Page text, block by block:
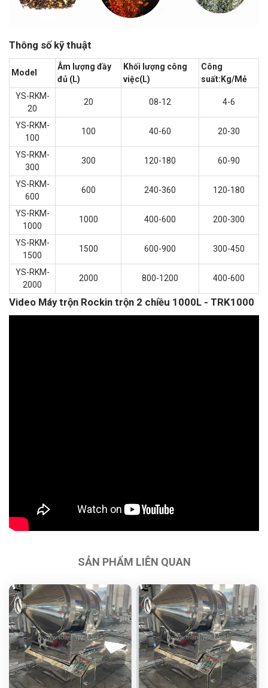
Thông số kỹ thuật
Model
Âm lượng đầy
đủ (L)
Khối lượng công
việc(L)
Công
suất:Kg/Mẻ
YS-RKM-
20
20 08-12 4-6
YS-RKM-
100
100 40-60 20-30
YS-RKM-
300
300 120-180 60-90
YS-RKM-
600
600 240-360 120-180
YS-RKM-
1000
1000 400-600 200-300
YS-RKM-
1500
1500 600-900 300-450
YS-RKM-
2000
2000 800-1200 400-600
Video Máy trộn Rockin trộn 2 chiều 1000L - TRK1000
SẢN PHẨM LIÊN QUAN